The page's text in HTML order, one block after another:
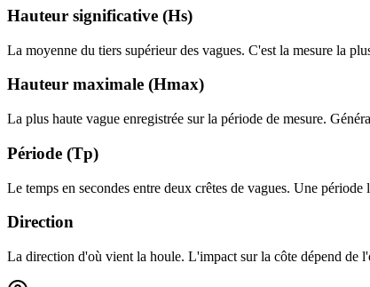
Hauteur significative (Hs)
La moyenne du tiers supérieur des vagues. C'est la mesure la
Hauteur maximale (Hmax)
La plus haute vague enregistrée sur la période de mesure.
Période (Tp)
Le temps en secondes entre deux crêtes de vagues. Une
Direction
La direction d'où vient la houle. L'impact sur la côte dépend de